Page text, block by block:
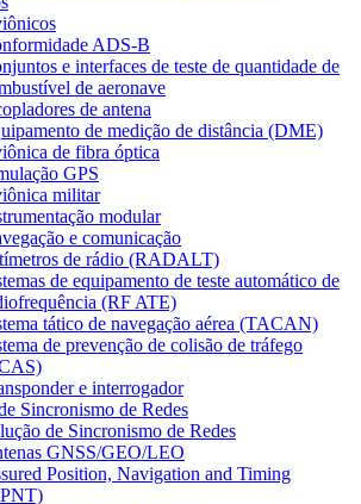
ADS-B
e interfaces de teste de quantidade de
de aeronave
de antena
de medição de distância (DME)
de fibra óptica
GPS
militar
modular
e comunicação
de rádio (RADALT)
de equipamento de teste automático de
(RF ATE)
tático de navegação aérea (TACAN)
de prevenção de colisão de tráfego
e interrogador
Sincronismo de Redes
de Sincronismo de Redes
GNSS/GEO/LEO
Position, Navigation and Timing